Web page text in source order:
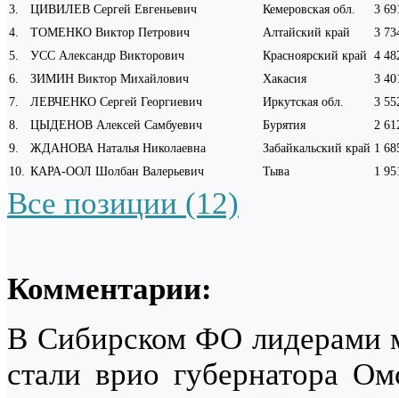
3
ЦИВИЛЕВ Сергей Евгеньевич Кемеровская обл.
3
4
ТОМЕНКО Виктор Петрович Алтайский край
3
5
УСС Александр Викторович Красноярский край 4
6
ЗИМИН Виктор Михайлович Хакасия
3
7
ЛЕВЧЕНКО Сергей Георгиевич Иркутская обл.
3
8
ЦЫДЕНОВ Алексей Самбуевич Бурятия
2
9
ЖДАНОВА Наталья Николаевна Забайкальский край 1
10
КАРА-ООЛ Шолбан Валерьевич Тыва 1
Все позиции (12)
Комментарии:
В Сибирском ФО лидерами
стали врио губернатора